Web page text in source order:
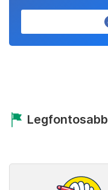
Legfontosabb